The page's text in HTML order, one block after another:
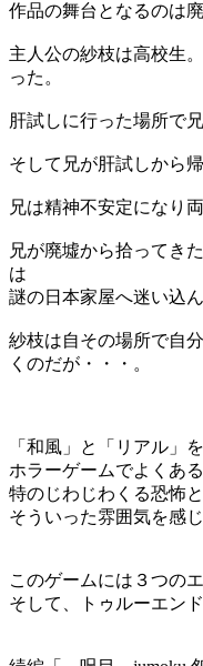
作品の舞台となるのは
主人公の紗枝は高校生
った。
肝試しに行った場所で
そして兄が肝試しから
兄は精神不安定になり
兄が廃墟から拾ってき
は
謎の日本家屋へ迷い込
紗枝は自その場所で自
くのだが・・・。
「和風」と「リアル」
ホラーゲームでよくあ
特のじわじわくる恐怖
そういった雰囲気を感
このゲームには３つの
そして、トゥルーエン